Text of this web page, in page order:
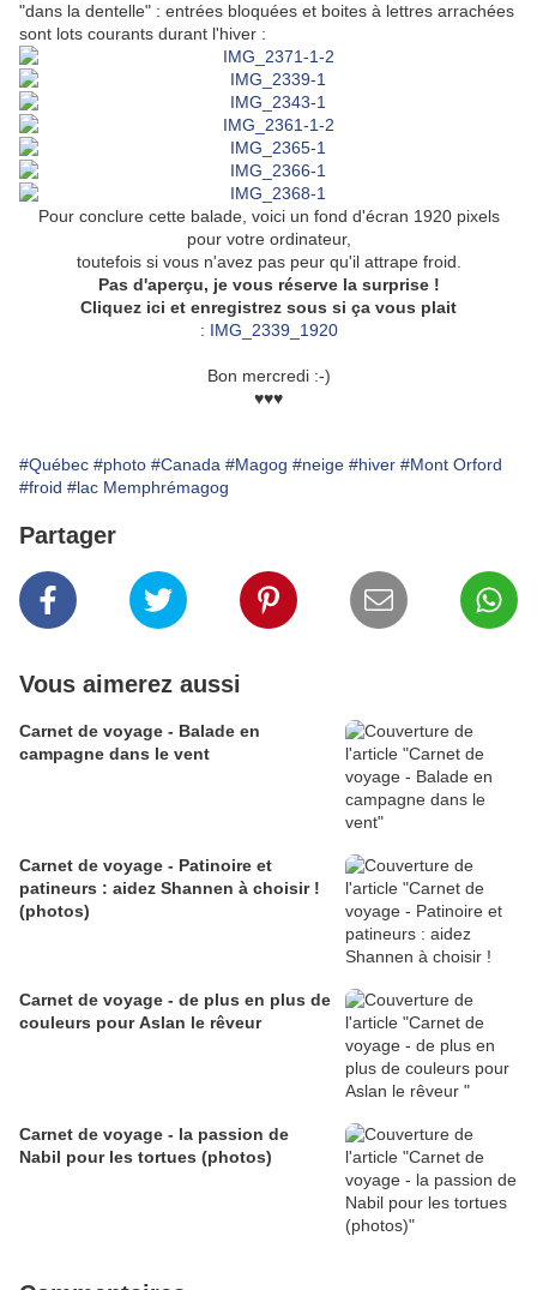
"dans la dentelle" : entrées bloquées et boites à lettres arrachées
sont lots courants durant l'hiver :
Pour conclure cette balade, voici un fond d'écran 1920 pixels
pour votre ordinateur,
toutefois si vous n'avez pas peur qu'il attrape froid.
Pas d'aperçu, je vous réserve la surprise !
Cliquez ici et enregistrez sous si ça vous plait
: IMG_2339_1920
Bon mercredi :-)
♥♥♥
#Québec #photo #Canada #Magog #neige #hiver #Mont Orford
#froid #lac Memphrémagog
Partager
Vous aimerez aussi
Carnet de voyage - Balade en
campagne dans le vent
Carnet de voyage - Patinoire et
patineurs : aidez Shannen à choisir !
(photos)
Carnet de voyage - de plus en plus de
couleurs pour Aslan le rêveur
Carnet de voyage - la passion de
Nabil pour les tortues (photos)